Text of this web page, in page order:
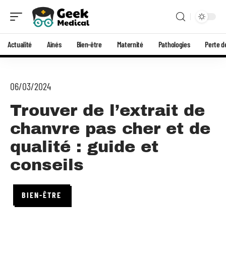
Actualité Aînés Bien-être Maternité Pathologies Perte
06/03/2024
Trouver de l’extrait de
chanvre pas cher et de
qualité : guide et
conseils
BIEN-ÊTRE